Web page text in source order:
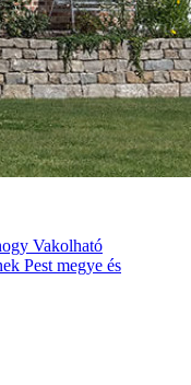
Vakolható
Pest megye és